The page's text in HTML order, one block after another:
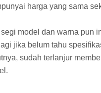
harga yang sama
segi model dan warna pun
jika belum tahu
sudah terlanjur